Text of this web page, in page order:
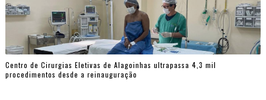
Centro de Cirurgias Eletivas de Alagoinhas ultrapassa 4,3 mil
procedimentos desde a reinauguração